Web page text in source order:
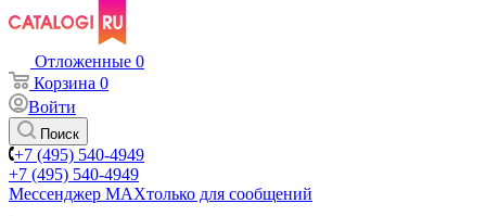
Отложенные 0
Корзина 0
Войти
Поиск
+7 (495) 540-4949
+7 (495) 540-4949
Мессенджер МАХтолько для сообщений